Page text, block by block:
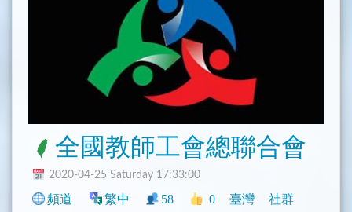
全國教師工會總聯合會
2020-04-25 Saturday 17:33:00
頻道 繁中 58 0 臺灣 社群